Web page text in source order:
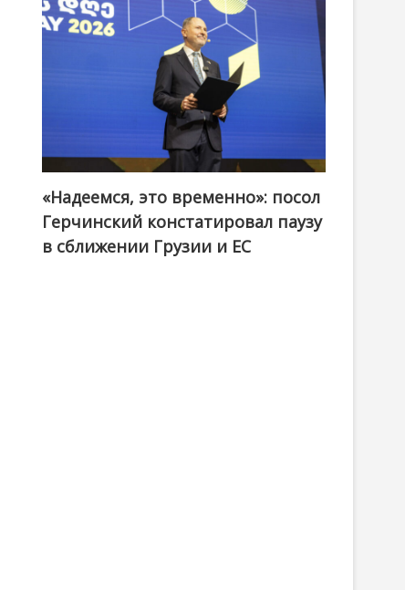
«Надеемся, это временно»: посол
Герчинский констатировал паузу
в сближении Грузии и ЕС